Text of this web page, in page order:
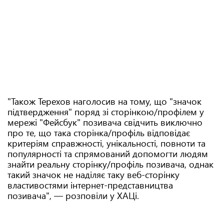
"Також Терехов наголосив на тому, що "значок
підтвердження" поряд зі сторінкою/профілем у
мережі "Фейсбук" позивача свідчить виключно
про те, що така сторінка/профіль відповідає
критеріям справжності, унікальності, повноти та
популярності та спрямований допомогти людям
знайти реальну сторінку/профіль позивача, однак
такий значок не наділяє таку веб-сторінку
властивостями інтернет-представництва
позивача", — розповіли у ХАЦі.